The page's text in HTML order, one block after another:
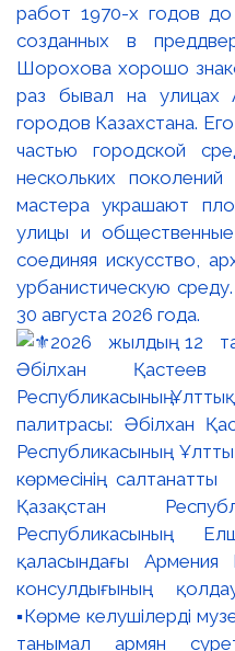
работ 1970-х годов до
созданных в
Шорохова хорошо
раз бывал на улицах
городов Казахстана.
частью городской
нескольких поколений
мастера украшают
улицы и общественные
соединяя искусство,
урбанистическую
30 августа 2026 года.